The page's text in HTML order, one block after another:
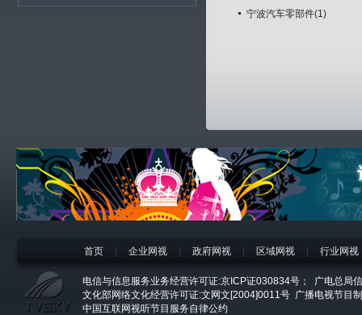
宁波汽车零部件(1)
首页 企业网视 政府网视 区域网视 行业网视
电信与信息服务业务经营许可证:京ICP证030834号；
广电总局
文化部网络文化经营许可证:文网文[2004]0011号 广播电视节目
中国互联网视听节目服务自律公约